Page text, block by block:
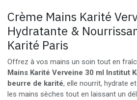
Crème Mains Karité
Hydratante &
Karité Paris
Offrez à vos mains un soin tout en
Mains Karité Verveine 30 ml Institut
beurre de karité, elle nourrit, hydrate
les mains sèches tout en laissant un